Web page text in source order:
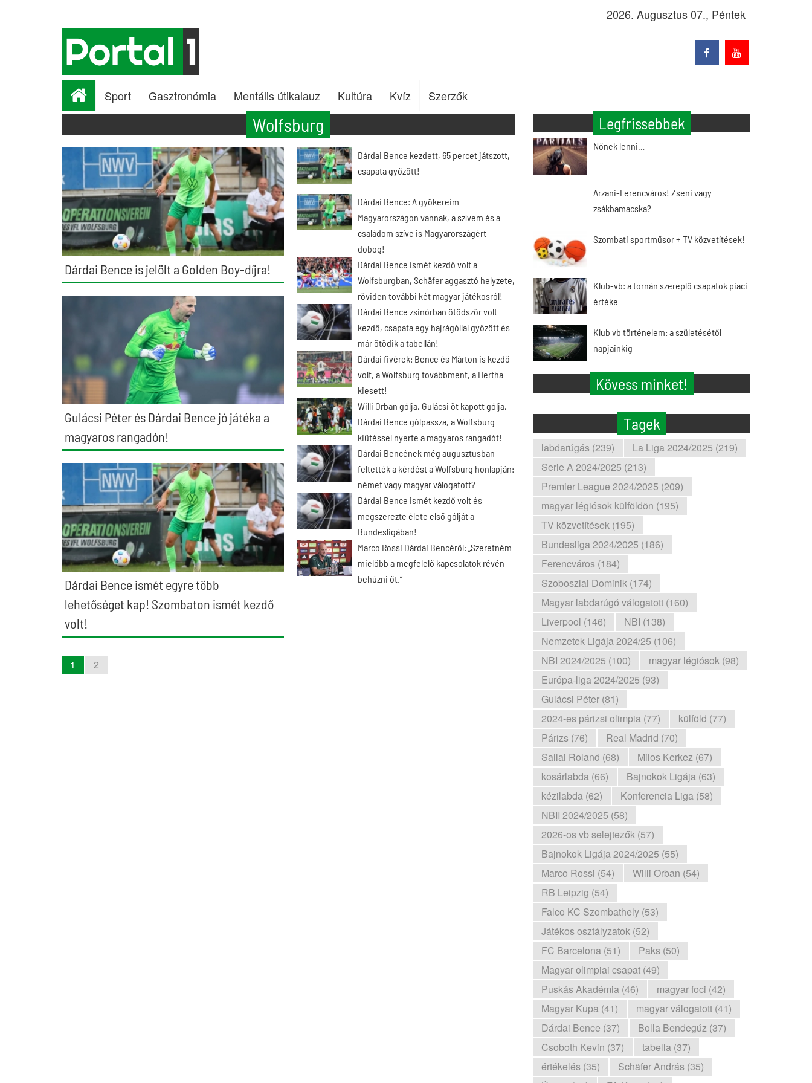
2026. Augusztus 07., Péntek
Sport Gasztronómia Mentális útikalauz Kultúra Kvíz Szerzők
Wolfsburg
Dárdai Bence is jelölt a Golden Boy-díjra!
Gulácsi Péter és Dárdai Bence jó játéka a
magyaros rangadón!
Dárdai Bence ismét egyre több
lehetőséget kap! Szombaton ismét kezdő
volt!
Dárdai Bence kezdett, 65 percet játszott,
csapata győzött!
Dárdai Bence: A gyökereim
Magyarországon vannak, a szívem és a
családom szíve is Magyarországért
dobog!
Dárdai Bence ismét kezdő volt a
Wolfsburgban, Schäfer aggasztó helyzete,
röviden további két magyar játékosról!
Dárdai Bence zsinórban ötödször volt
kezdő, csapata egy hajrágóllal győzött és
már ötödik a tabellán!
Dárdai fivérek: Bence és Márton is kezdő
volt, a Wolfsburg továbbment, a Hertha
kiesett!
Willi Orban gólja, Gulácsi öt kapott gólja,
Dárdai Bence gólpassza, a Wolfsburg
kiütéssel nyerte a magyaros rangadót!
Dárdai Bencének még augusztusban
feltették a kérdést a Wolfsburg honlapján:
német vagy magyar válogatott?
Dárdai Bence ismét kezdő volt és
megszerezte élete első gólját a
Bundesligában!
Marco Rossi Dárdai Bencéről: „Szeretném
mielőbb a megfelelő kapcsolatok révén
behúzni őt.“
1 2
Legfrissebbek
Nőnek lenni…
Arzani-Ferencváros! Zseni vagy
zsákbamacska?
Szombati sportműsor + TV közvetítések!
Klub-vb: a tornán szereplő csapatok piaci
értéke
Klub vb történelem: a születésétől
napjainkig
Kövess minket!
Tagek
labdarúgás (239)
La Liga 2024/2025 (219)
Serie A 2024/2025 (213)
Premier League 2024/2025 (209)
magyar légiósok külföldön (195)
TV közvetítések (195)
Bundesliga 2024/2025 (186)
Ferencváros (184)
Szoboszlai Dominik (174)
Magyar labdarúgó válogatott (160)
Liverpool (146)
NBI (138)
Nemzetek Ligája 2024/25 (106)
NBI 2024/2025 (100)
magyar légiósok (98)
Európa-liga 2024/2025 (93)
Gulácsi Péter (81)
2024-es párizsi olimpia (77)
külföld (77)
Párizs (76)
Real Madrid (70)
Sallai Roland (68)
Milos Kerkez (67)
kosárlabda (66)
Bajnokok Ligája (63)
kézilabda (62)
Konferencia Liga (58)
NBII 2024/2025 (58)
2026-os vb selejtezők (57)
Bajnokok Ligája 2024/2025 (55)
Marco Rossi (54)
Willi Orban (54)
RB Leipzig (54)
Falco KC Szombathely (53)
Játékos osztályzatok (52)
FC Barcelona (51)
Paks (50)
Magyar olimpiai csapat (49)
Puskás Akadémia (46)
magyar foci (42)
Magyar Kupa (41)
magyar válogatott (41)
Dárdai Bence (37)
Bolla Bendegúz (37)
Csoboth Kevin (37)
tabella (37)
értékelés (35)
Schäfer András (35)